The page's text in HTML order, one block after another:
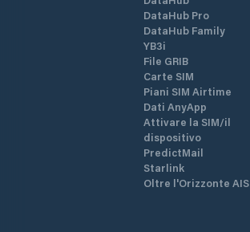
DataHub Pro
DataHub Family
YB3i
File GRIB
Carte SIM
Piani SIM Airtime
Dati AnyApp
Attivare la SIM/il
dispositivo
PredictMail
Starlink
Oltre l'Orizzonte AIS